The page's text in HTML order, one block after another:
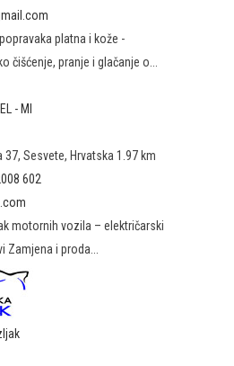
platna i kože -
čišćenje, pranje i glačanje o...
- MI
Sesvete, Hrvatska 1.97 km
602
motornih vozila – električarski
i proda...